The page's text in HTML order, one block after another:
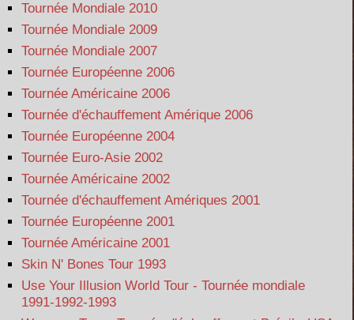
Tournée Mondiale 2010
Tournée Mondiale 2009
Tournée Mondiale 2007
Tournée Européenne 2006
Tournée Américaine 2006
Tournée d'échauffement Amérique 2006
Tournée Européenne 2004
Tournée Euro-Asie 2002
Tournée Américaine 2002
Tournée d'échauffement Amériques 2001
Tournée Européenne 2001
Tournée Américaine 2001
Skin N' Bones Tour 1993
Use Your Illusion World Tour - Tournée mondiale
1991-1992-1993